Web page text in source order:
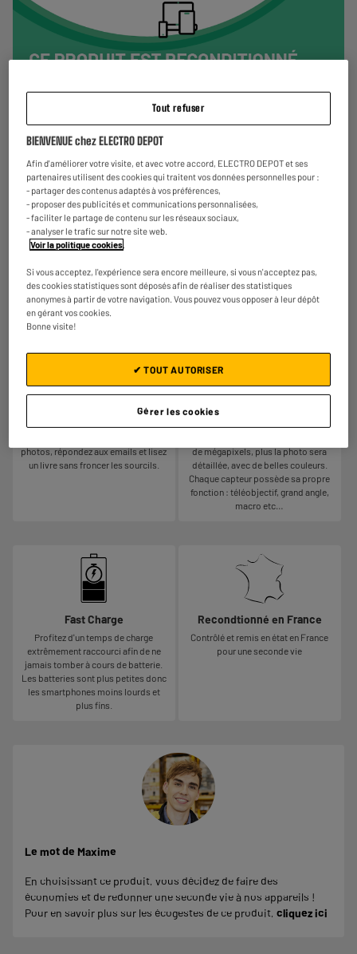
Découvrez l'APPLE iPhone 15 Plus 128Go Rose
Reconditionné grade éco
Ecran : 6,7 pouces
Pour un meilleur confort au
quotidien. Jouez confortablement,
photos, répondez aux emails et lisez
un livre sans froncer les sourcils.
Appareil photo : 12MP
La qualité de la photo dépend du
capteur principal embarqué par le
de mégapixels, plus la photo sera
détaillée, avec de belles couleurs.
Chaque capteur possède sa propre
fonction : téléobjectif, grand angle,
macro etc…
Fast Charge
Profitez d'un temps de charge
extrêmement raccourci afin de ne
jamais tomber à cours de batterie.
Les batteries sont plus petites donc
les smartphones moins lourds et
plus fins.
Recondtionné en France
Contrôlé et remis en état en France
pour une seconde vie
Le mot de Maxime
En choisissant ce produit, vous décidez de faire des
économies et de redonner une seconde vie à nos appareils !
Pour en savoir plus sur les écogestes de ce produit, cliquez ici
Tout refuser
BIENVENUE chez ELECTRO DEPOT
Afin d'améliorer votre visite, et avec votre accord, ELECTRO DEPOT et ses
partenaires utilisent des cookies qui traitent vos données personnelles pour :
- partager des contenus adaptés à vos préférences,
- proposer des publicités et communications personnalisées,
- faciliter le partage de contenu sur les réseaux sociaux,
- analyser le trafic sur notre site web.
Voir la politique cookies.
Si vous acceptez, l'expérience sera encore meilleure, si vous n'acceptez pas,
des cookies statistiques sont déposés afin de réaliser des statistiques
anonymes à partir de votre navigation. Vous pouvez vous opposer à leur dépôt
en gérant vos cookies.
Bonne visite!
Gérer les cookies
✔ TOUT AUTORISER